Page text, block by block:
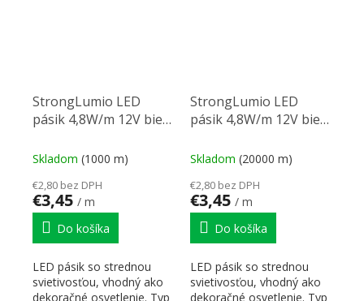
StrongLumio LED
pásik 4,8W/m 12V biela
Skladom (1000 m)
€2,80 bez DPH
€3,45 / m
Do košíka
LED pásik so strednou
svietivosťou, vhodný ako
dekoračné osvetlenie. Typ
StrongLumio LED
pásik 4,8W/m 12V biela
Skladom (20000 m)
€2,80 bez DPH
€3,45 / m
Do košíka
LED pásik so strednou
svietivosťou, vhodný ako
dekoračné osvetlenie. Typ